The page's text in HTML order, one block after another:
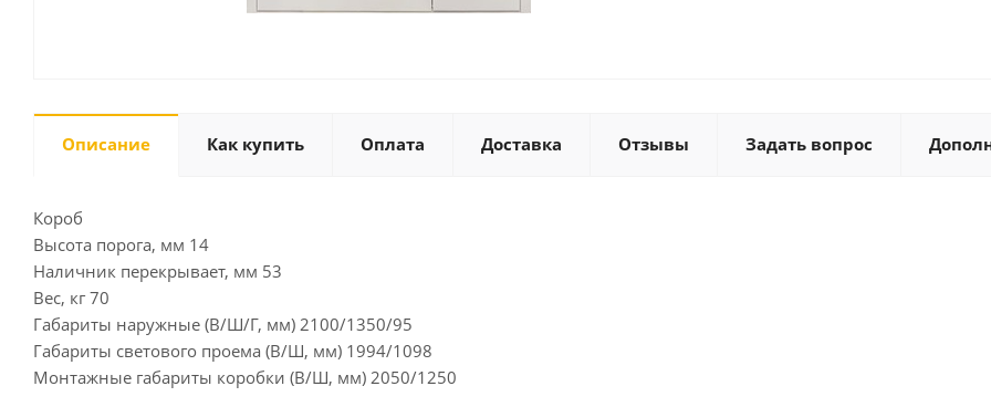
Описание Как купить Оплата Доставка Отзывы Задать вопрос
Короб
Высота порога, мм 14
Наличник перекрывает, мм 53
Вес, кг 70
Габариты наружные (В/Ш/Г, мм) 2100/1350/95
Габариты светового проема (В/Ш, мм) 1994/1098
Монтажные габариты коробки (В/Ш, мм) 2050/1250